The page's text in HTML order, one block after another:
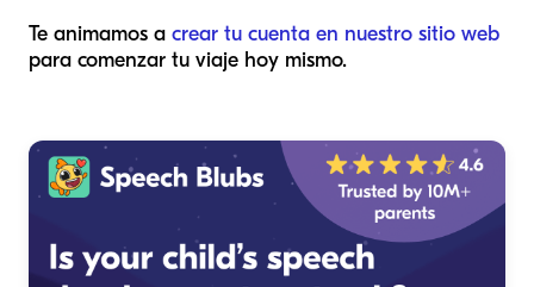
Te animamos a crear tu cuenta en nuestro sitio web
para comenzar tu viaje hoy mismo.